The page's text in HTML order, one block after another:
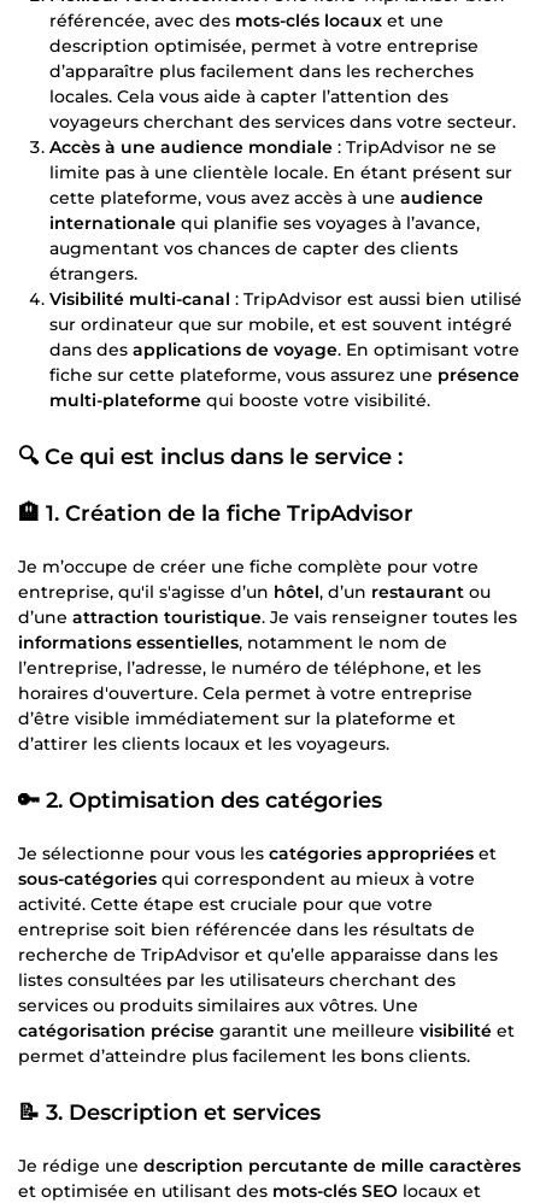
référencée, avec des mots-clés locaux et une
description optimisée, permet à votre entreprise
d’apparaître plus facilement dans les recherches
locales. Cela vous aide à capter l’attention des
voyageurs cherchant des services dans votre secteur.
Accès à une audience mondiale : TripAdvisor ne se
limite pas à une clientèle locale. En étant présent sur
cette plateforme, vous avez accès à une audience
internationale qui planifie ses voyages à l’avance,
augmentant vos chances de capter des clients
étrangers.
Visibilité multi-canal : TripAdvisor est aussi bien utilisé
sur ordinateur que sur mobile, et est souvent intégré
dans des applications de voyage. En optimisant votre
fiche sur cette plateforme, vous assurez une présence
multi-plateforme qui booste votre visibilité.
🔍Ce qui est inclus dans le service :
🏨 1. Création de la fiche TripAdvisor
Je m’occupe de créer une fiche complète pour votre
entreprise, qu'il s'agisse d’un hôtel, d’un restaurant ou
d’une attraction touristique. Je vais renseigner toutes les
informations essentielles, notamment le nom de
l’entreprise, l’adresse, le numéro de téléphone, et les
horaires d'ouverture. Cela permet à votre entreprise
d’être visible immédiatement sur la plateforme et
d’attirer les clients locaux et les voyageurs.
🔑 2. Optimisation des catégories
Je sélectionne pour vous les catégories appropriées et
sous-catégories qui correspondent au mieux à votre
activité. Cette étape est cruciale pour que votre
entreprise soit bien référencée dans les résultats de
recherche de TripAdvisor et qu’elle apparaisse dans les
listes consultées par les utilisateurs cherchant des
services ou produits similaires aux vôtres. Une
catégorisation précise garantit une meilleure visibilité et
permet d’atteindre plus facilement les bons clients.
📝 3. Description et services
Je rédige une description percutante de mille caractères
et optimisée en utilisant des mots-clés SEO locaux et